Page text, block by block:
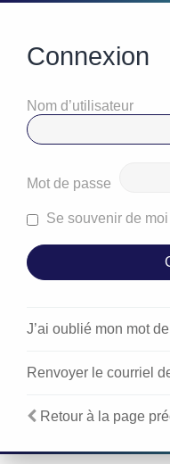
Connexion
Nom d’utilisateur
Mot de passe
Se souvenir de moi
J’ai oublié mon mot
Renvoyer le courriel
Retour à la page